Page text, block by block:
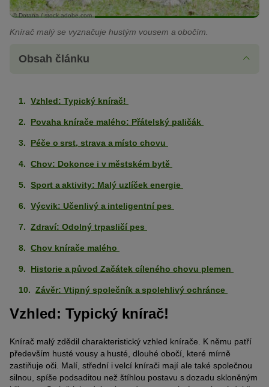
© Dotana / stock.adobe.com
Knírač malý se vyznačuje hustým vousem a obočím.
Obsah článku
Vzhled: Typický knírač!
Povaha knírače malého: Přátelský paličák
Péče o srst, strava a místo chovu
Chov: Dokonce i v městském bytě
Sport a aktivity: Malý uzlíček energie
Výcvik: Učenlivý a inteligentní pes
Zdraví: Odolný trpasličí pes
Chov knírače malého
Historie a původ Začátek cíleného chovu plemen
Závěr: Vtipný společník a spolehlivý ochránce
Vzhled: Typický knírač!
Knírač malý zdědil charakteristický vzhled knírače. K němu patří
především husté vousy a husté, dlouhé obočí, které mírně
zastiňuje oči. Malí, střední i velcí knírači mají ale také společnou
silnou, spíše podsaditou než štíhlou postavu s dozadu skloněným